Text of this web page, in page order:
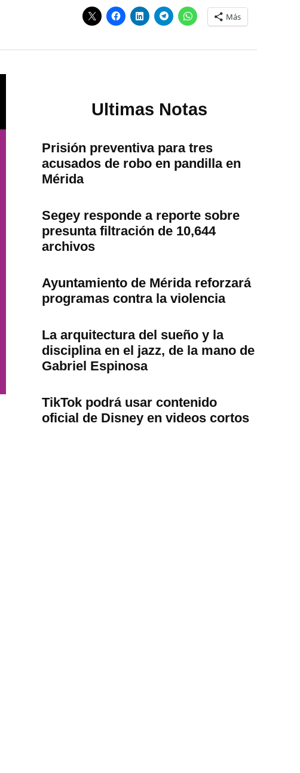
Más
Ultimas Notas
Prisión preventiva para tres
acusados de robo en pandilla en
Mérida
Segey responde a reporte sobre
presunta filtración de 10,644
archivos
Ayuntamiento de Mérida reforzará
programas contra la violencia
La arquitectura del sueño y la
disciplina en el jazz, de la mano de
Gabriel Espinosa
TikTok podrá usar contenido
oficial de Disney en videos cortos